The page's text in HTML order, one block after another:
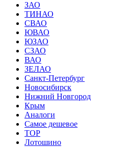
ЗАО
ТИНАО
СВАО
ЮВАО
ЮЗАО
СЗАО
ВАО
ЗЕЛАО
Санкт-Петербург
Новосибирск
Нижний Новгород
Крым
Аналоги
Самое дешевое
TOP
Лотошино